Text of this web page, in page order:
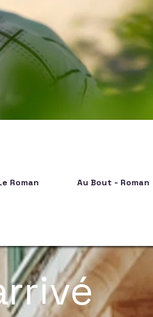
Roman Au Bout - Roman